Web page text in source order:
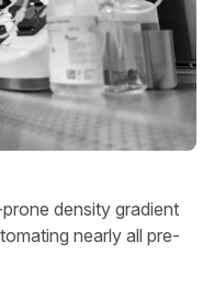
density gradient
nearly all pre-